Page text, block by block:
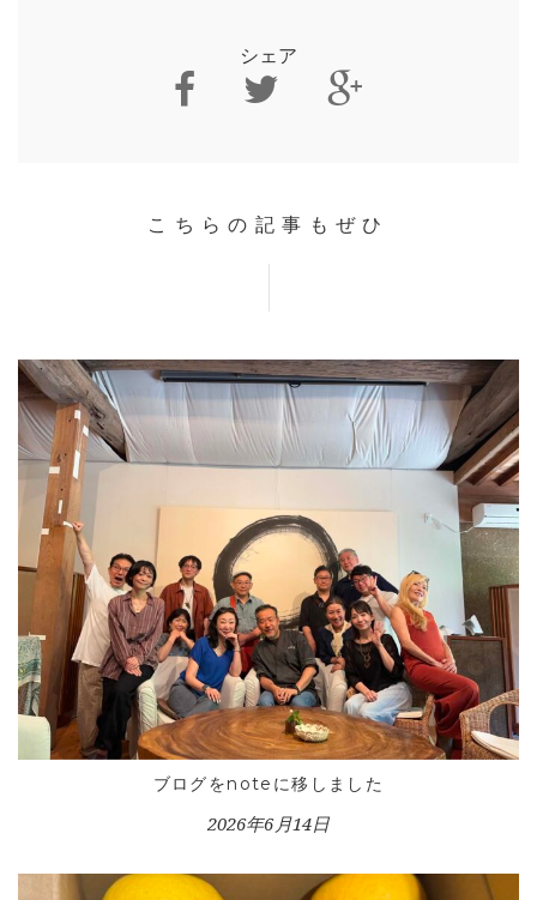
HOME
WORKS
BLOG
LESSON
シェア
こちらの記事もぜひ
ブログをnoteに移しました
2026年6月14日